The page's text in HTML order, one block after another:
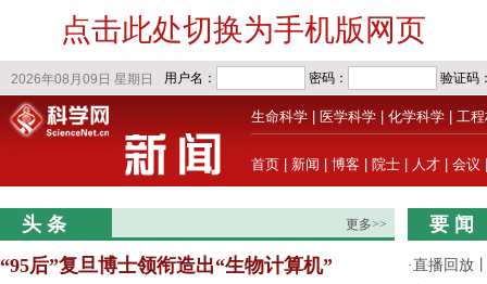
点击此处切换为手机版网页
生命科学 医学科学 化学科学 工
首页 新闻 博客 院士 人才 会议
头 条 更多>>
“95后”复旦博士领衔造出“生物计算机”
要 闻
·直播回放